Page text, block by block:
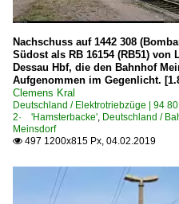
Nachschuss auf 1442 308
Südost als RB 16154 (RB51)
Dessau Hbf, die den Bahnhof
Aufgenommen im Gegenlicht.
Clemens Kral
Deutschland / Elektrotriebzüge | 94
2· 'Hamsterbacke' Deutschland /
Meinsdorf
 497 1200x815 Px, 04.02.2019